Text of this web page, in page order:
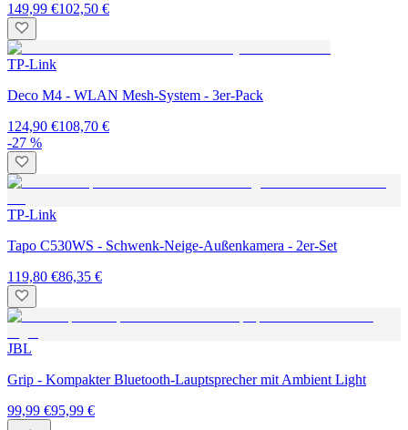
149,99 €102,50 €
TP-Link
Deco M4 - WLAN Mesh-System - 3er-Pack
124,90 €108,70 €
-27 %
TP-Link
Tapo C530WS - Schwenk-Neige-Außenkamera - 2er-Set
119,80 €86,35 €
JBL
Grip - Kompakter Bluetooth-Lauptsprecher mit Ambient Light
99,99 €95,99 €